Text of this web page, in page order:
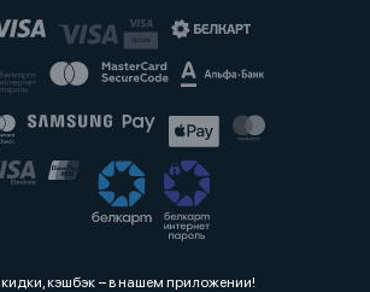
кэшбэк − в нашем приложении!